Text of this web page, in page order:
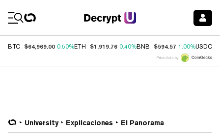
BTC $64,969.00 0.50%ETH $1,919.76 0.40%BNB $594.57 1.00%USDC
Price data by
University Explicaciones El Panorama